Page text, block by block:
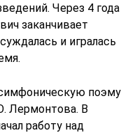
Через 4 года
заканчивает
и игралась
поэму
Лермонтова. В
работу над